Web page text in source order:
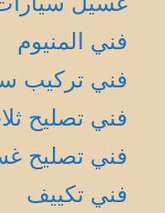
فني المنيوم
فني تركيب
فني تصليح
فني تصليح
فني تكييف